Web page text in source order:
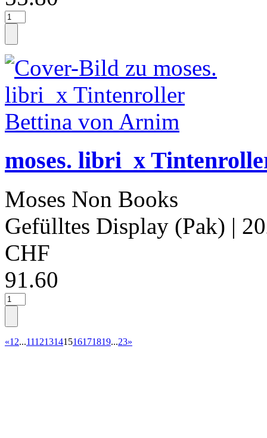
moses. libri_x
Moses Non Books
Gefülltes Display (Pak) |
CHF
91.60
«1 2...111213141516171819...23»